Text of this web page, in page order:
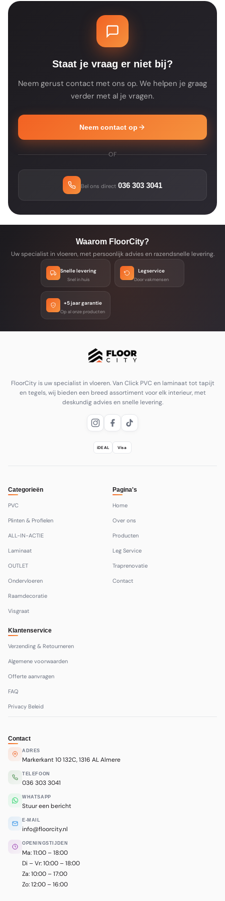
je dat op de productpagina. Je ontvangt na
je bestelling altijd een bevestiging met de
verwachte leverdatum.
Staat je vraag er niet bij?
Neem gerust contact met ons op. We helpen je graag
verder met al je vragen.
Neem contact op
OF
Bel ons direct 036 303 3041
Waarom FloorCity?
Uw specialist in vloeren, met persoonlijk advies en razendsnelle levering.
Snelle levering
Snel in huis
Legservice
Door vakmensen
+5 jaar garantie
Op al onze producten
FloorCity is uw specialist in vloeren. Van Click PVC en laminaat tot tapijt
en tegels, wij bieden een breed assortiment voor elk interieur, met
deskundig advies en snelle levering.
iDEAL Visa
Categorieën
PVC
Plinten & Profielen
ALL-IN-ACTIE
Laminaat
OUTLET
Ondervloeren
Raamdecoratie
Visgraat
Pagina's
Home
Over ons
Producten
Leg Service
Traprenovatie
Contact
Klantenservice
Verzending & Retourneren
Algemene voorwaarden
Offerte aanvragen
FAQ
Privacy Beleid
Contact
ADRES
Markerkant 10 132C, 1316 AL Almere
TELEFOON
036 303 3041
WHATSAPP
Stuur een bericht
E-MAIL
info@floorcity.nl
OPENINGSTIJDEN
Ma: 11:00 – 18:00
Di – Vr: 10:00 – 18:00
Za: 10:00 – 17:00
Zo: 12:00 – 16:00